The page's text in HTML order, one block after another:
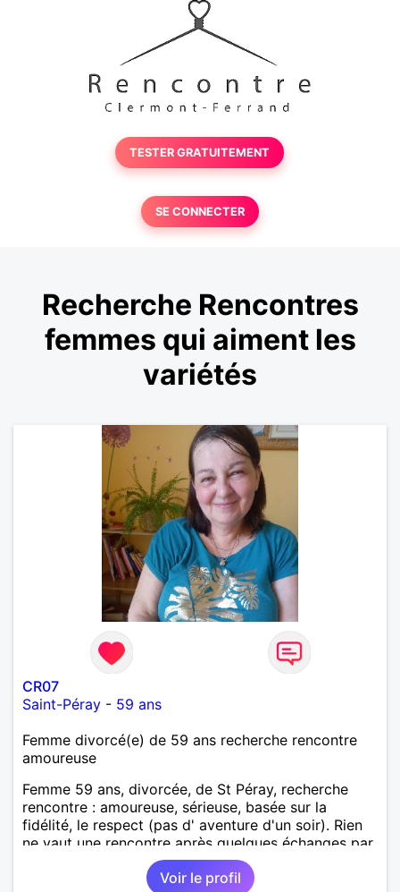
TESTER GRATUITEMENT
SE CONNECTER
Recherche Rencontres
femmes qui aiment les
variétés
CR07
Saint-Péray - 59 ans
Femme divorcé(e) de 59 ans recherche rencontre
amoureuse
Femme 59 ans, divorcée, de St Péray, recherche
rencontre : amoureuse, sérieuse, basée sur la
fidélité, le respect (pas d' aventure d'un soir). Rien
ne vaut une rencontre après quelques échanges par
messages pour savoir si il y a un feeling entre les
deux et le désir de se revoir. Au plaisir de se
Voir le profil